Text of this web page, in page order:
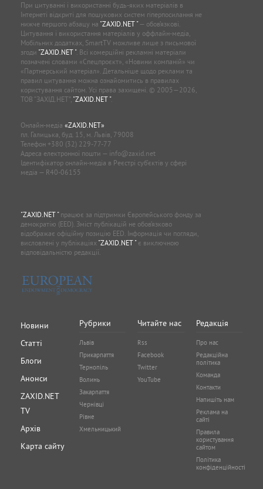
При цитуванні і використанні будь-яких матеріалів в
Інтернеті відкриті для пошукових систем гіперпосилання не
нижче першого абзацу на "ZAXID.NET "— обов’язкові.
Цитування і використання матеріалів у оффлайн-медіа,
Мобільних додатках, SmartTV можливе лише з письмової
згоди "ZAXID.NET ". Всі комерційні рекламні матеріали
позначені словами «Спецпроєкт», «Новини компаній» чи
«Партнерський матеріал». Детальніше щодо реклами та
правил цитування можна ознайомитись в правилах
користування сайтом. Усі права захищені. © 2005—2026,
ТОВ “ЗАХІД.НЕТ”, "ZAXID.NET ".
Онлайн-медіа «ZAXID.NET»
пл. Галицька, буд. 15, м. Львів, 79008
Телефон +380 (32) 229-77-77
Адреса електронної пошти — info@zaxid.net
Ідентифікатор онлайн-медіа в Реєстрі суб'єктів у сфері
медіа — R40-06155
"ZAXID.NET "працює за підтримки Європейського фонду за
демократію (EED). Зміст публікацій не обов’язково
відображає офіційну позицію EED. Інформація чи погляди,
висловлені у публікаціях "ZAXID.NET "є виключною
відповідальністю редакції.
Новини
Статті
Блоги
Анонси
ZAXID.NET
TV
Архів
Карта сайту
Рубрики
Львів
Прикарпаття
Тернопіль
Волинь
Закарпаття
Чернівці
Рівне
Хмельницький
Читайте нас
Rss
Facebook
Twitter
YouTube
Редакція
Про нас
Редакційна
політика
Команда
Контакти
Напишіть нам
Реклама на
сайті
Правила
користування
сайтом
Політика
конфіденційності